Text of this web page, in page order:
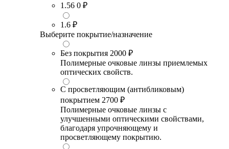
1.56 0 ₽
1.6 ₽
Выберите покрытие/назначение
Без покрытия 2000 ₽
Полимерные очковые линзы приемлемых
оптических свойств.
С просветляющим (антибликовым)
покрытием 2700 ₽
Полимерные очковые линзы с
улучшенными оптическими свойствами,
благодаря упрочняющему и
просветляющему покрытию.